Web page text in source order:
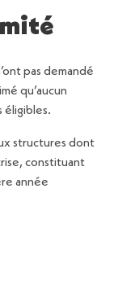
pas demandé
qu’aucun
éligibles.
structures dont
constituant
année